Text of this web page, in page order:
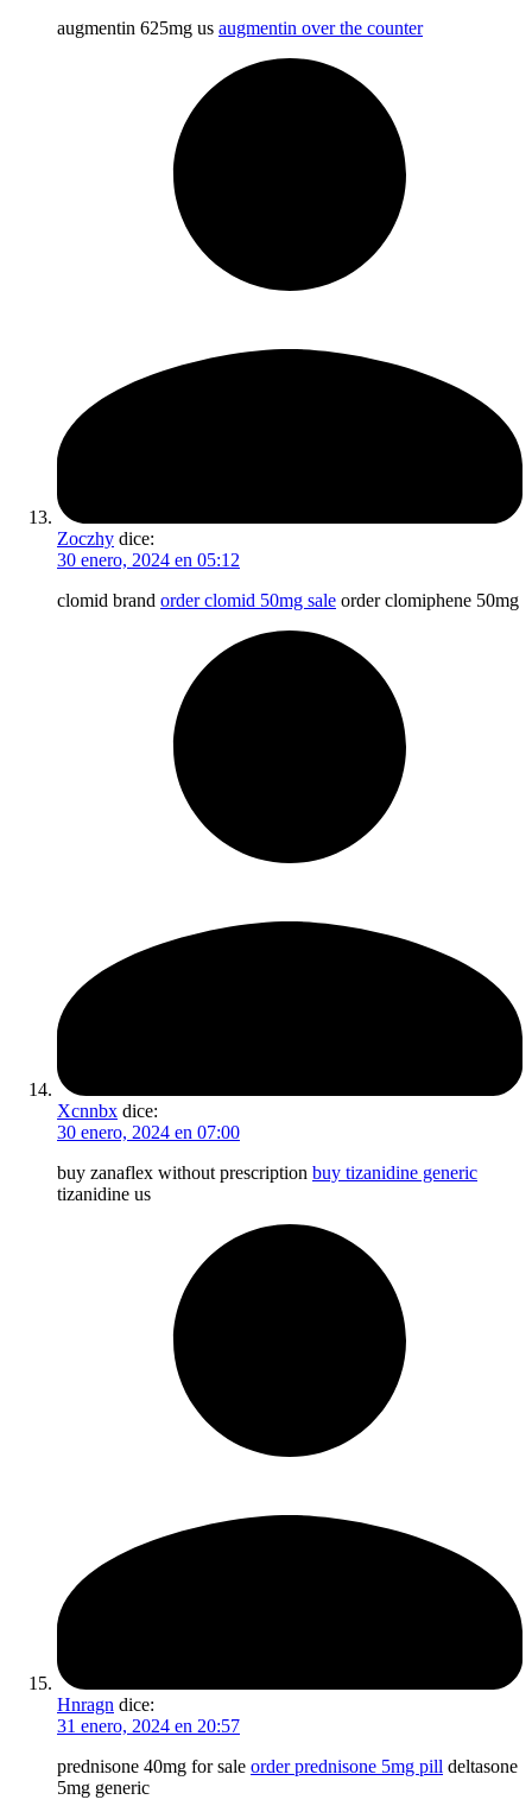
augmentin 625mg us augmentin over the counter
Zoczhy dice:
30 enero, 2024 en 05:12
clomid brand order clomid 50mg sale order clomiphene 50mg
Xcnnbx dice:
30 enero, 2024 en 07:00
buy zanaflex without prescription buy tizanidine generic
tizanidine us
Hnragn dice:
31 enero, 2024 en 20:57
prednisone 40mg for sale order prednisone 5mg pill deltasone
5mg generic